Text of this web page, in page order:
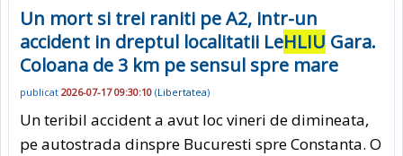
Un mort si trei raniti pe A2, intr-un
accident in dreptul localitatii LeHLIU Gara.
Coloana de 3 km pe sensul spre mare
publicat 2026-07-17 09:30:10 (Libertatea)
Un teribil accident a avut loc vineri de dimineata,
pe autostrada dinspre Bucuresti spre Constanta. O